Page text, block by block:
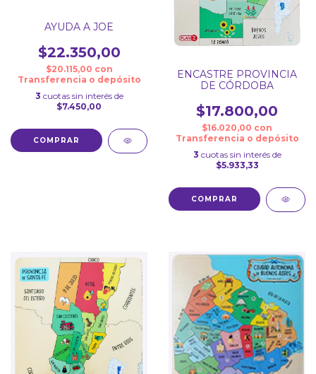
AYUDA A JOE
$22.350,00
$20.115,00 con
Transferencia o depósito
3 cuotas sin interés de
$7.450,00
ENCASTRE PROVINCIA
DE CÓRDOBA
$17.800,00
$16.020,00 con
Transferencia o depósito
3 cuotas sin interés de
$5.933,33